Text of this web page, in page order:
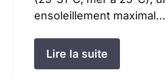
ensoleillement maximal…
Lire la suite